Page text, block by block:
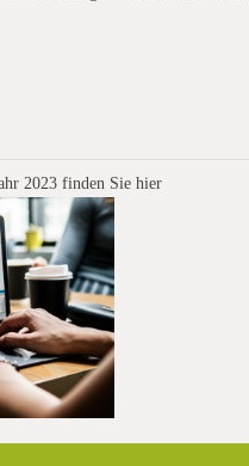
2023 finden Sie hier